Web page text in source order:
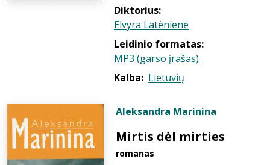
Diktorius:
Elvyra Latėnienė
Leidinio formatas:
MP3 (garso įrašas)
Kalba: Lietuvių
Aleksandra Marinina
Mirtis dėl mirties
romanas